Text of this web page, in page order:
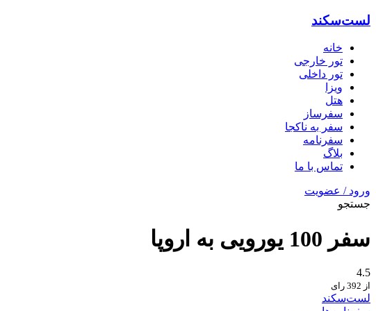
لست‌سکند
خانه
تور خارجی
تور داخلی
ویزا
هتل‌
سفرساز
سفر به ناکجا
سفرنامه
بلاگ
تماس با ما
ورود / عضویت
جستجو
سفر 100 یورویی به اروپا
4.5
از 392 رای
لست‌سکند